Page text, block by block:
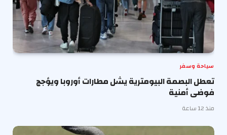
سياحة وسفر
تعطل البصمة البيومترية يشل مطارات أوروبا ويؤجج
فوضى أمنية
منذ 12 ساعة